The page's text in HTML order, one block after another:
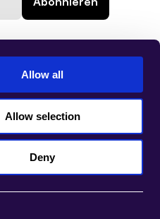
Allow all
Allow selection
Deny